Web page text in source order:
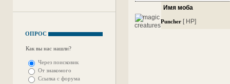
ОПРОС
Как вы нас нашли?
Через поисковик
От знакомого
Ссылка с форума
Имя моба
Puncher [ HP]